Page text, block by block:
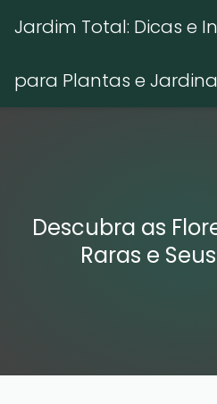
Jardim Total: Dicas e
para Plantas e
Descubra as
Raras e